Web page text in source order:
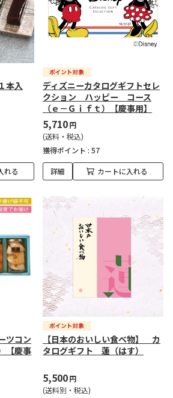
本入
れる
ディズニーカタログギフトセレ
クション ハッピー コース
（ｅ－Ｇｉｆｔ）【慶事用】
5,710円
(送料・税込)
獲得ポイント : 57
詳細 カートに入れる
ツコン
【慶事
【日本のおいしい食べ物】 カ
タログギフト 蓮（はす）
5,500円
(送料別・税込)